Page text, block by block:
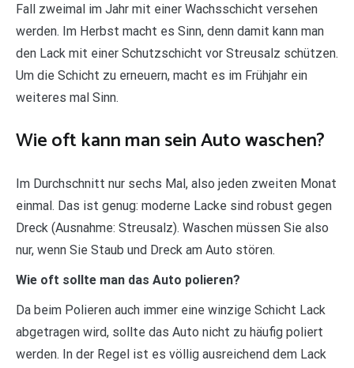
Fall zweimal im Jahr mit einer Wachsschicht versehen
werden. Im Herbst macht es Sinn, denn damit kann man
den Lack mit einer Schutzschicht vor Streusalz schützen.
Um die Schicht zu erneuern, macht es im Frühjahr ein
weiteres mal Sinn.
Wie oft kann man sein Auto waschen?
Im Durchschnitt nur sechs Mal, also jeden zweiten Monat
einmal. Das ist genug: moderne Lacke sind robust gegen
Dreck (Ausnahme: Streusalz). Waschen müssen Sie also
nur, wenn Sie Staub und Dreck am Auto stören.
Wie oft sollte man das Auto polieren?
Da beim Polieren auch immer eine winzige Schicht Lack
abgetragen wird, sollte das Auto nicht zu häufig poliert
werden. In der Regel ist es völlig ausreichend dem Lack